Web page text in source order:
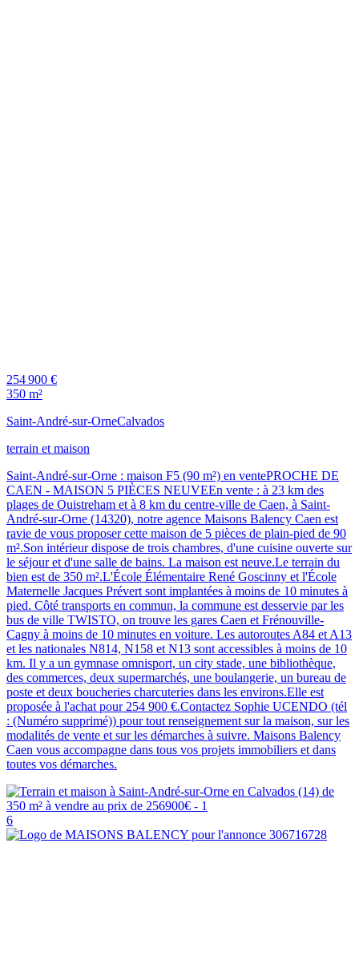
254 900 €
350 m²
Saint-André-sur-OrneCalvados
terrain et maison
Saint-André-sur-Orne : maison F5 (90 m²) en ventePROCHE DE
CAEN - MAISON 5 PIÈCES NEUVEEn vente : à 23 km des
plages de Ouistreham et à 8 km du centre-ville de Caen, à Saint-
André-sur-Orne (14320), notre agence Maisons Balency Caen est
ravie de vous proposer cette maison de 5 pièces de plain-pied de 90
m².Son intérieur dispose de trois chambres, d'une cuisine ouverte sur
le séjour et d'une salle de bains. La maison est neuve.Le terrain du
bien est de 350 m².L'École Élémentaire René Goscinny et l'École
Maternelle Jacques Prévert sont implantées à moins de 10 minutes à
pied. Côté transports en commun, la commune est desservie par les
bus de ville TWISTO, on trouve les gares Caen et Frénouville-
Cagny à moins de 10 minutes en voiture. Les autoroutes A84 et A13
et les nationales N814, N158 et N13 sont accessibles à moins de 10
km. Il y a un gymnase omnisport, un city stade, une bibliothèque,
des commerces, deux supermarchés, une boulangerie, un bureau de
poste et deux boucheries charcuteries dans les environs.Elle est
proposée à l'achat pour 254 900 €.Contactez Sophie UCENDO (tél
: (Numéro supprimé)) pour tout renseignement sur la maison, sur les
modalités de vente et sur les démarches à suivre. Maisons Balency
Caen vous accompagne dans tous vos projets immobiliers et dans
toutes vos démarches.
6